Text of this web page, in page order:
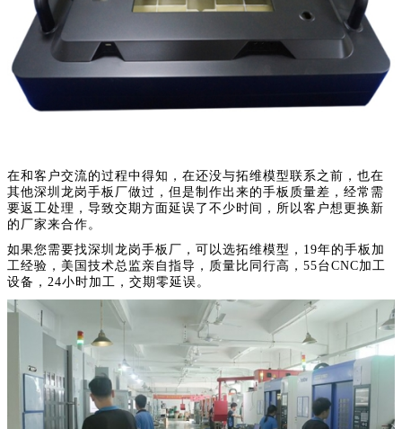
在和客户交流的过程中得知，在还没与拓维模型联系之前，也在
其他深圳龙岗手板厂做过，但是制作出来的手板质量差，经常需
要返工处理，导致交期方面延误了不少时间，所以客户想更换新
的厂家来合作。
如果您需要找深圳龙岗手板厂，可以选拓维模型，19年的手板加
工经验，美国技术总监亲自指导，质量比同行高，55台CNC加工
设备，24小时加工，交期零延误。